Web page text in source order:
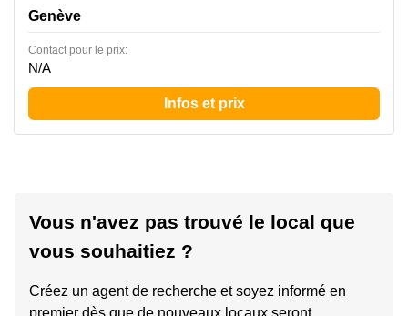
Genève
Contact pour le prix:
N/A
Infos et prix
Vous n'avez pas trouvé le local que
vous souhaitiez ?
Créez un agent de recherche et soyez informé en
premier dès que de nouveaux locaux seront